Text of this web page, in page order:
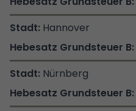
Hannover
Nürnberg